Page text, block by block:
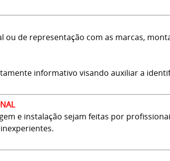
de representação com as marcas,
informativo visando auxiliar a
e instalação sejam feitas por